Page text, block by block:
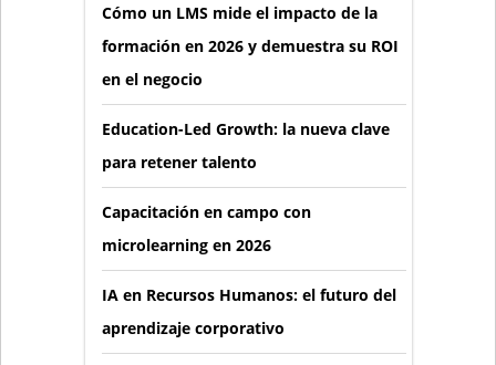
Cómo un LMS mide el impacto de la
formación en 2026 y demuestra su ROI
en el negocio
Education-Led Growth: la nueva clave
para retener talento
Capacitación en campo con
microlearning en 2026
IA en Recursos Humanos: el futuro del
aprendizaje corporativo